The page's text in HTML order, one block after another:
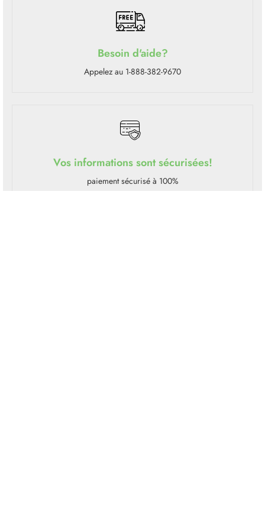
Besoin d'aide?
Appelez au 1-888-382-9670
Vos informations sont sécurisées!
paiement sécurisé à 100%